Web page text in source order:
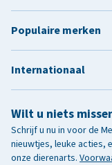
Wilt u niets
Schrijf u nu in voor de
nieuwtjes, leuke acties,
onze dierenarts.
Populaire merken
Internationaal